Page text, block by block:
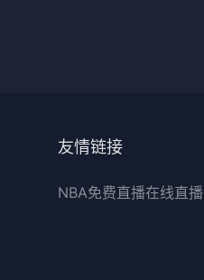
友情链接
NBA免费直播在线直播